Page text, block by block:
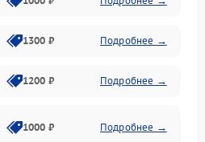
1300 ₽ Подробнее →
1200 ₽ Подробнее →
1000 ₽ Подробнее →